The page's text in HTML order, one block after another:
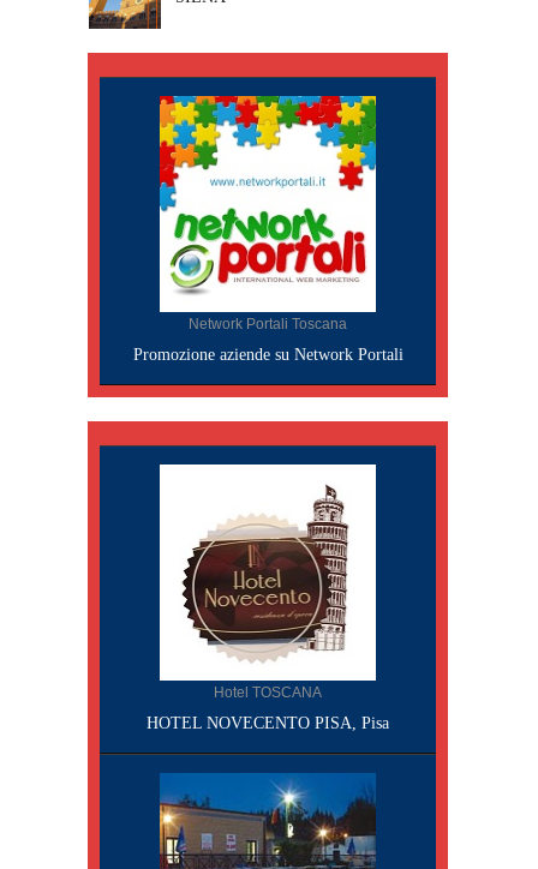
Network Portali Toscana
Promozione aziende su Network Portali
Hotel TOSCANA
HOTEL NOVECENTO PISA, Pisa